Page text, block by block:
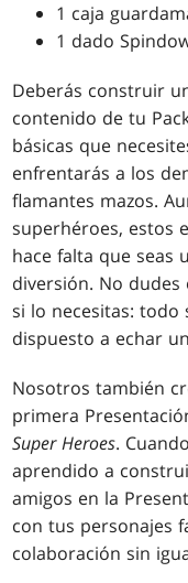
1 caja
1 dado
Deberás construir
contenido de tu
básicas que
enfrentarás a los
flamantes mazos.
superhéroes, estos
hace falta que seas
diversión. No
si lo necesitas: todo
dispuesto a echar
Nosotros también
primera
Super Heroes.
aprendido a
amigos en la
con tus personajes
colaboración sin